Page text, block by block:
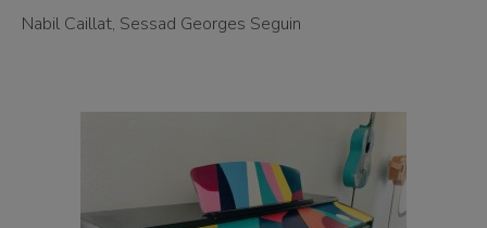
Nabil Caillat, Sessad Georges Seguin